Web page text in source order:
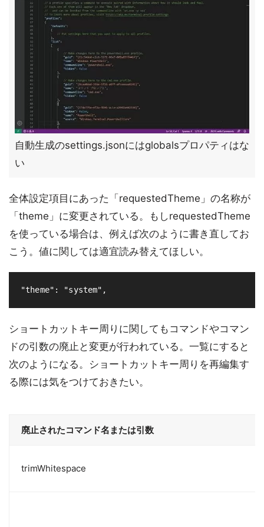
自動生成のsettings.jsonにはglobalsプロパティはな
い
全体設定項目にあった「requestedTheme」の名称が
「theme」に変更されている。もしrequestedTheme
を使っている場合は、例えば次のように書き直してお
こう。値に関しては適宜読み替えてほしい。
ショートカットキー周りに関してもコマンドやコマン
ドの引数の廃止と変更が行われている。一覧にすると
次のようになる。ショートカットキー周りを再編集す
る際には気をつけておきたい。
廃止されたコマンド名または引数
trimWhitespace